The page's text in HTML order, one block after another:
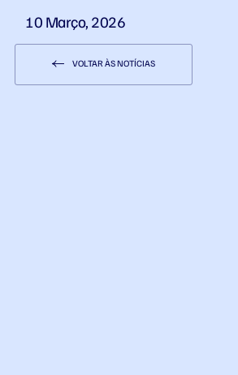
10 Março, 2026
VOLTAR ÀS NOTÍCIAS